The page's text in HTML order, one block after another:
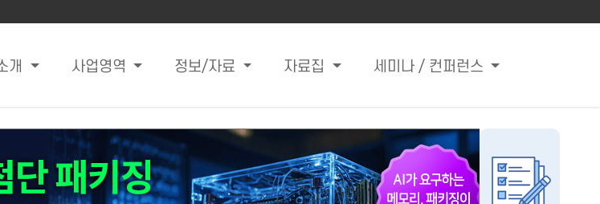
개 사업영역 정보/자료 자료집 세미나 / 컨퍼런스